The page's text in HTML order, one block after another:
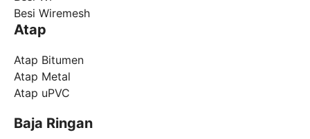
Besi Wiremesh
Atap
Atap Bitumen
Atap Metal
Atap uPVC
Baja Ringan